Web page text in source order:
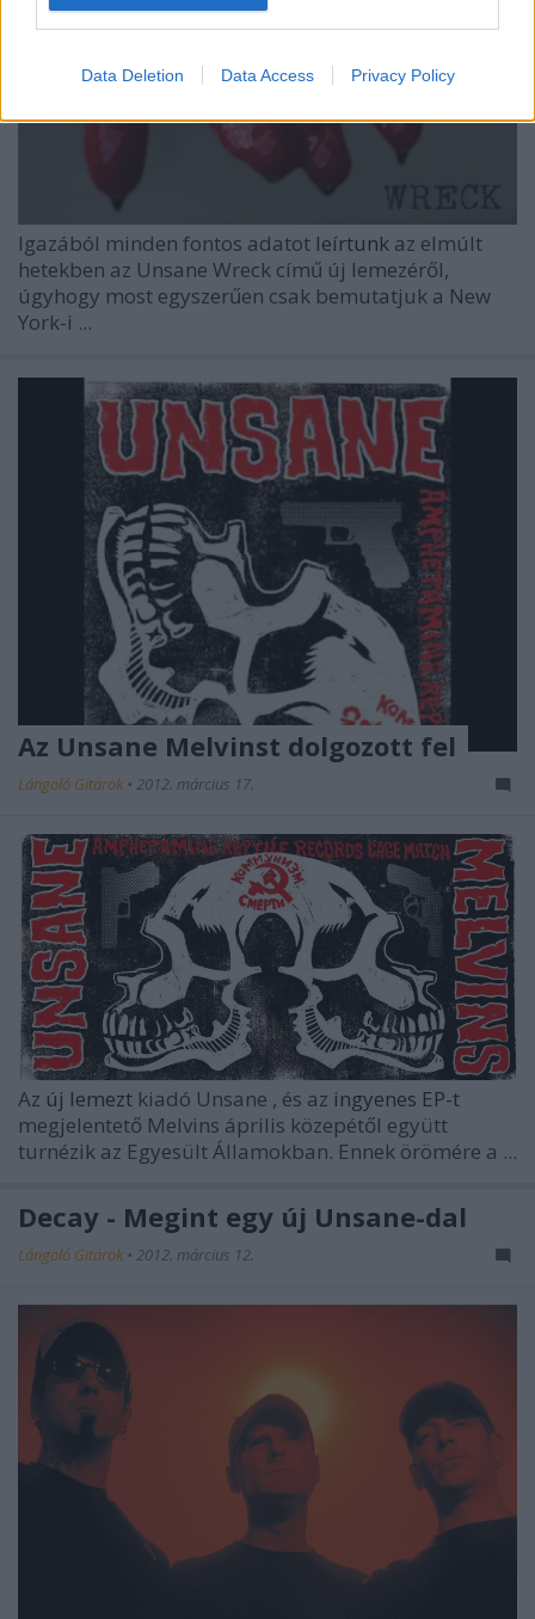
Data Deletion Data Access Privacy Policy
Igazából minden fontos adatot leírtunk az elmúlt
hetekben az Unsane Wreck című új lemezéről,
úgyhogy most egyszerűen csak bemutatjuk a New
York-i ...
Az Unsane Melvinst dolgozott fel
Lángoló Gitárok • 2012. március 17.
Az új lemezt kiadó Unsane , és az ingyenes EP-t
megjelentető Melvins április közepétől együtt
turnézik az Egyesült Államokban. Ennek örömére a ...
Decay - Megint egy új Unsane-dal
Lángoló Gitárok • 2012. március 12.